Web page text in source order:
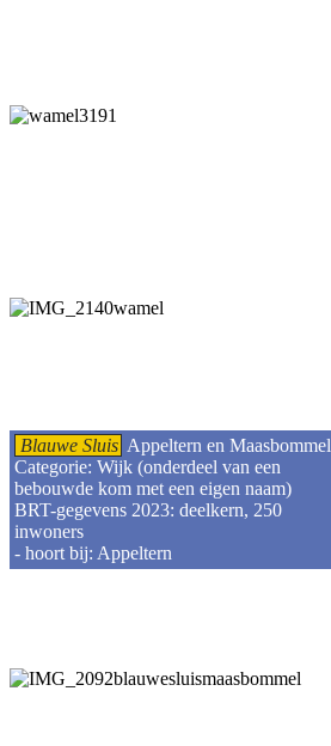
Blauwe Sluis Appeltern en Maasbommel
Categorie: Wijk (onderdeel van een
bebouwde kom met een eigen naam)
BRT-gegevens 2023: deelkern, 250
inwoners
- hoort bij: Appeltern